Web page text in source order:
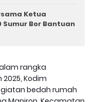
Ketua
Sumur Bor Bantuan
rangka
Kodim
bedah rumah